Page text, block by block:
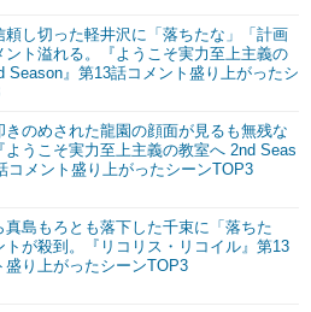
頼し切った軽井沢に「落ちたな」「計画
ント溢れる。『ようこそ実力至上主義の
Season』第13話コメント盛り上がったシ
きのめされた龍園の顔面が見るも無残な
ようこそ実力至上主義の教室へ 2nd Seas
コメント盛り上がったシーンTOP3
真島もろとも落下した千束に「落ちた
トが殺到。『リコリス・リコイル』第13
盛り上がったシーンTOP3